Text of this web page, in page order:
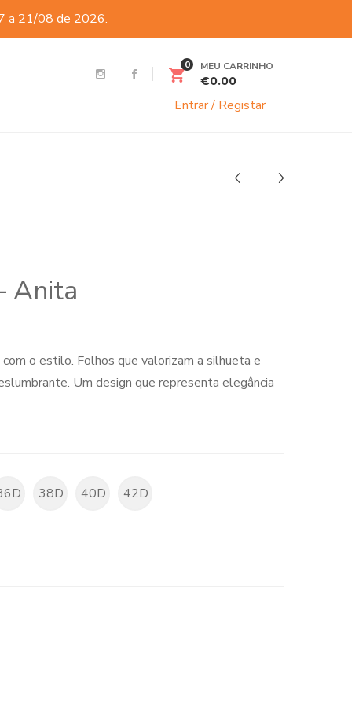
a 21/08 de 2026.
0 MEU CARRINHO
€0.00
Entrar / Registar
Anita
o estilo. Folhos que valorizam a silhueta e
Um design que representa elegância
38D 40D 42D